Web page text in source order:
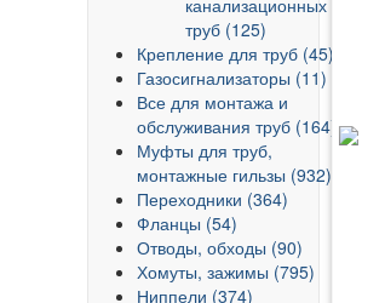
канализационных
труб (125)
Крепление для труб (45)
Газосигнализаторы (11)
Все для монтажа и
обслуживания труб (164)
Муфты для труб,
монтажные гильзы (932)
Переходники (364)
Фланцы (54)
Отводы, обходы (90)
Хомуты, зажимы (795)
Ниппели (374)